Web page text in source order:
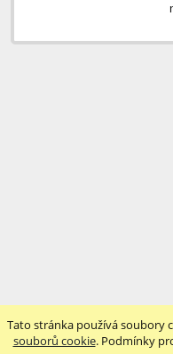
Tato stránka používá soubory
souborů cookie. Podmínky